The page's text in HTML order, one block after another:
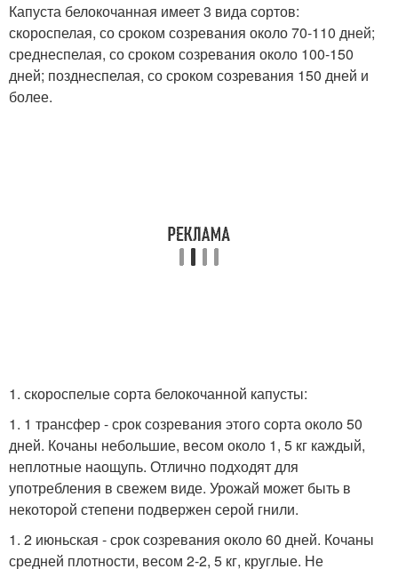
Капуста белокочанная имеет 3 вида сортов:
скороспелая, со сроком созревания около 70-110 дней;
среднеспелая, со сроком созревания около 100-150
дней; позднеспелая, со сроком созревания 150 дней и
более.
1. скороспелые сорта белокочанной капусты:
1. 1 трансфер - срок созревания этого сорта около 50
дней. Кочаны небольшие, весом около 1, 5 кг каждый,
неплотные наощупь. Отлично подходят для
употребления в свежем виде. Урожай может быть в
некоторой степени подвержен серой гнили.
1. 2 июньская - срок созревания около 60 дней. Кочаны
средней плотности, весом 2-2, 5 кг, круглые. Не